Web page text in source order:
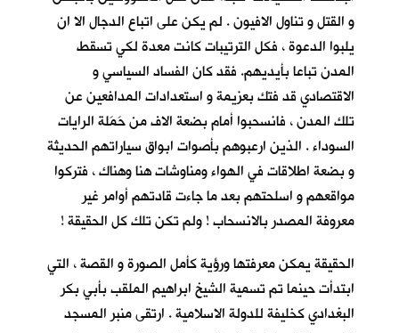
و القتل و تناول الافيون . لم يكن على اتباع الدجال الا ان
يلبوا الدعوة ، فكل الترتيبات كانت معدة لكي تسقط
المدن تباعا بأيديهم. فقد كان الفساد السياسي و
الاقتصادي قد فتك بعزيمة و استعدادات المدافعين عن
تلك المدن ، فانسحبوا أمام بضعة الاف من حَمَلة الرايات
السوداء . الذين ارعبوهم بأصوات ابواق سياراتهم الحديثة
و بضعة اطلاقات في الهواء ومناوشات هنا وهناك ، فتركوا
مواقعهم و اسلحتهم بعد ما جاءت قادتهم أوامر غير
معروفة المصدر بالانسحاب ! ولم تكن تلك كل الحقيقة !
الحقيقة يمكن معرفتها ورؤية كأمل الصورة و القصة ، التي
ابتدأت حينما تم تسمية الشيخ ابراهيم الملقب بأبي بكر
البغدادي كخليفة للدولة الاسلامية . ارتقى منبر المسجد